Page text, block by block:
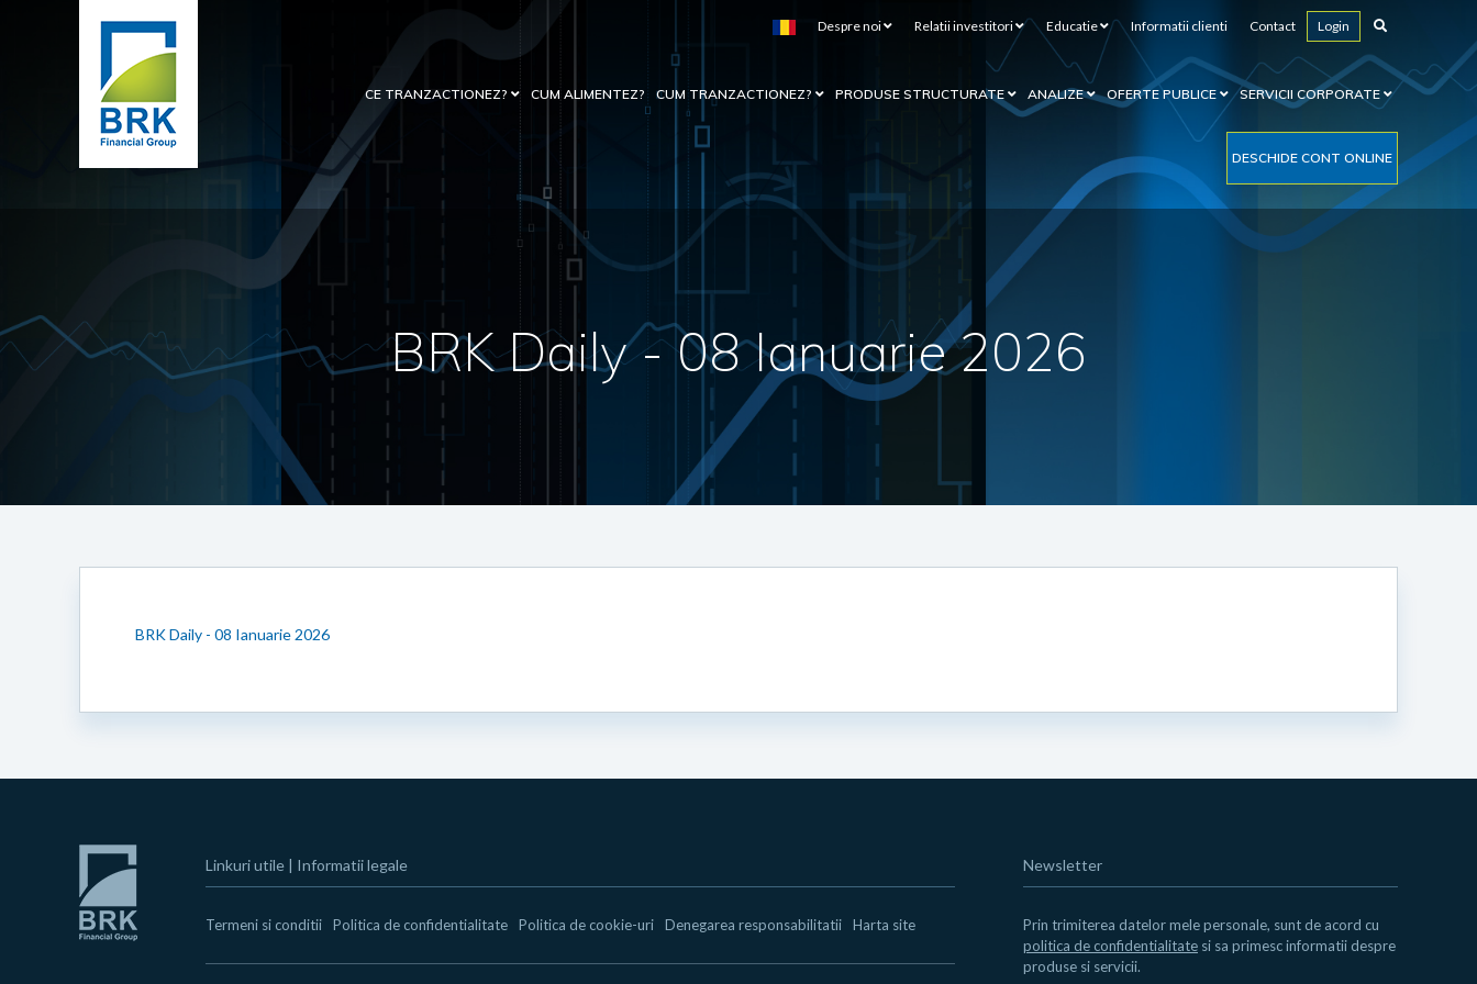
Despre noi Relatii investitori Educatie Informatii clienti Contact Login
CE TRANZACTIONEZ? CUM ALIMENTEZ? CUM TRANZACTIONEZ? PRODUSE STRUCTURATE ANALIZE OFERTE PUBLICE SERVICII CORPORATE
DESCHIDE CONT ONLINE
BRK Daily - 08 Ianuarie 2026
BRK Daily - 08 Ianuarie 2026
Linkuri utile | Informatii legale
Termeni si conditii Politica de confidentialitate Politica de cookie-uri Denegarea responsabilitatii Harta site
Newsletter
Prin trimiterea datelor mele personale, sunt de acord cu
politica de confidentialitate si sa primesc informatii despre
produse si servicii.